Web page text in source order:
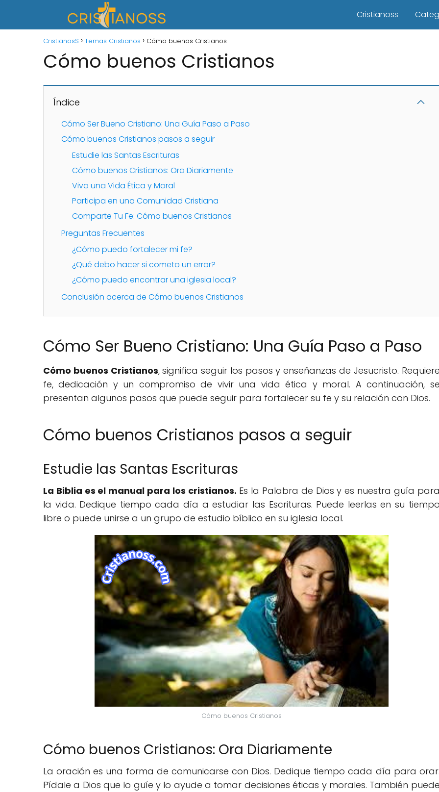
Cristianoss
CristianosS Temas Cristianos Cómo buenos Cristianos
Cómo buenos Cristianos
Índice
Cómo Ser Bueno Cristiano: Una Guía Paso a Paso
Cómo buenos Cristianos pasos a seguir
Estudie las Santas Escrituras
Cómo buenos Cristianos: Ora Diariamente
Viva una Vida Ética y Moral
Participa en una Comunidad Cristiana
Comparte Tu Fe: Cómo buenos Cristianos
Preguntas Frecuentes
¿Cómo puedo fortalecer mi fe?
¿Qué debo hacer si cometo un error?
¿Cómo puedo encontrar una iglesia local?
Conclusión acerca de Cómo buenos Cristianos
Cómo Ser Bueno Cristiano: Una Guía Paso a Paso
Cómo buenos Cristianos, significa seguir los pasos y enseñanzas de Jesucristo. Requiere
fe, dedicación y un compromiso de vivir una vida ética y moral. A continuación, se
presentan algunos pasos que puede seguir para fortalecer su fe y su relación con Dios.
Cómo buenos Cristianos pasos a seguir
Estudie las Santas Escrituras
La Biblia es el manual para los cristianos. Es la Palabra de Dios y es nuestra guía para
la vida. Dedique tiempo cada día a estudiar las Escrituras. Puede leerlas en su tiempo
libre o puede unirse a un grupo de estudio bíblico en su iglesia local.
Cómo buenos Cristianos
Cómo buenos Cristianos: Ora Diariamente
La oración es una forma de comunicarse con Dios. Dedique tiempo cada día para orar.
Pídale a Dios que lo guíe y lo ayude a tomar decisiones éticas y morales. También puede